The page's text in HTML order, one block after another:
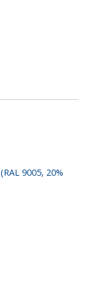
9005, 20%